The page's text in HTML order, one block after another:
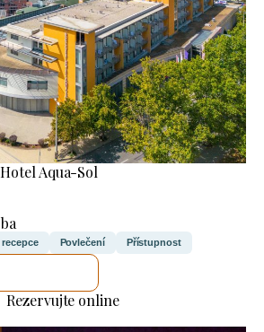
Aqua-Sol
Povlečení Přístupnost
Rezervujte online